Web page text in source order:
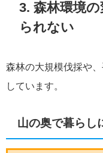
3. 森林環境
られない
森林の大規模伐採や
しています。
山の奥で暮らし